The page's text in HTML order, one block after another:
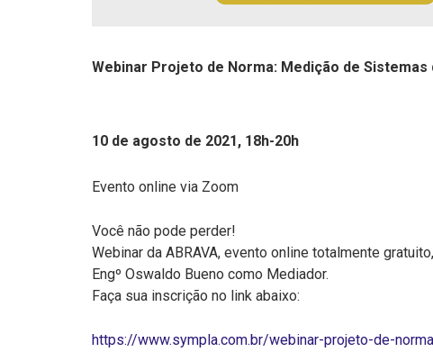
Webinar Projeto de Norma: Medição de
10 de agosto de 2021, 18h-20h
Evento online via Zoom
Você não pode perder!
Webinar da ABRAVA, evento online totalmente
Engº Oswaldo Bueno como Mediador.
Faça sua inscrição no link abaixo:
https://www.sympla.com.br/webinar-projeto-de-